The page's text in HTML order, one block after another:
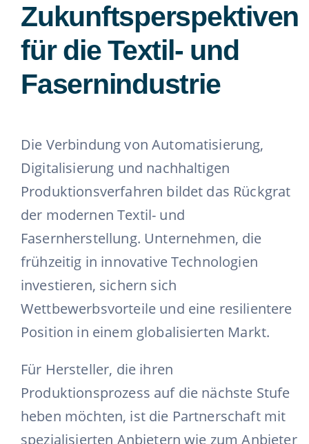
Zukunftsperspektiven
für die Textil- und
Fasernindustrie
Die Verbindung von Automatisierung,
Digitalisierung und nachhaltigen
Produktionsverfahren bildet das Rückgrat
der modernen Textil- und
Fasernherstellung. Unternehmen, die
frühzeitig in innovative Technologien
investieren, sichern sich
Wettbewerbsvorteile und eine resilientere
Position in einem globalisierten Markt.
Für Hersteller, die ihren
Produktionsprozess auf die nächste Stufe
heben möchten, ist die Partnerschaft mit
spezialisierten Anbietern wie zum Anbieter